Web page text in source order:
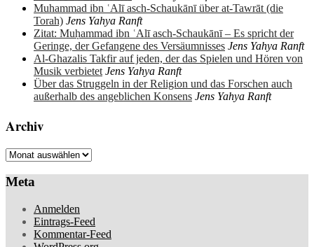
Muhammad ibn ʿAlī asch-Schaukānī über at-Tawrāt (die
Torah) Jens Yahya Ranft
Zitat: Muḥammad ibn ʿAlī asch-Schaukānī – Es spricht der
Geringe, der Gefangene des Versäumnisses Jens Yahya Ranft
Al-Ghazalis Takfir auf jeden, der das Spielen und Hören von
Musik verbietet Jens Yahya Ranft
Über das Struggeln in der Religion und das Forschen auch
außerhalb des angeblichen Konsens Jens Yahya Ranft
Archiv
Archiv
Meta
Anmelden
Eintrags-Feed
Kommentar-Feed